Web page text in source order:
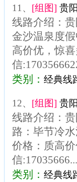
11、 [组图] 贵
线路介绍：
金沙温泉度
高价优，惊
信
类别： 经典线
12、 [组图] 贵
线路介绍：
路：毕节冷
价格：质高
信:17035666...
类别： 经典线